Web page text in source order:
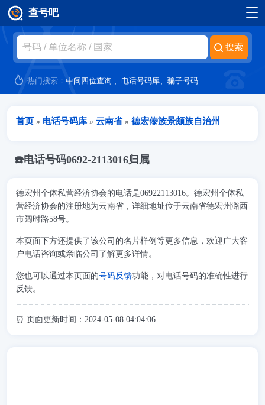
跳转到主要内容
查号吧
热门搜索：中间四位查询 、 电话号码库、骗子号码
当前位置
首页 » 电话号码库 » 云南省 » 德宏傣族景颇族自治州
☎️电话号码0692-2113016归属
德宏州个体私营经济协会的电话是06922113016。德宏州个体私
营经济协会的注册地为云南省，详细地址位于云南省德宏州潞西
市阔时路58号。
本页面下方还提供了该公司的名片样例等更多信息，欢迎广大客
户电话咨询或亲临公司了解更多详情。
您也可以通过本页面的号码反馈功能，对电话号码的准确性进行
反馈。
⏰ 页面更新时间：2024-05-08 04:04:06